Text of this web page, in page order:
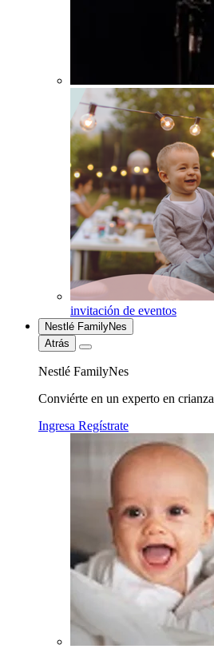
invitación de eventos
Nestlé FamilyNes
Atrás
Nestlé FamilyNes
Conviérte en un experto en crianza
Ingresa Regístrate